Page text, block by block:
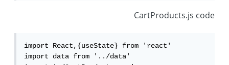
CartProducts.js code
import React,{useState} from 'react'
import data from '../data'